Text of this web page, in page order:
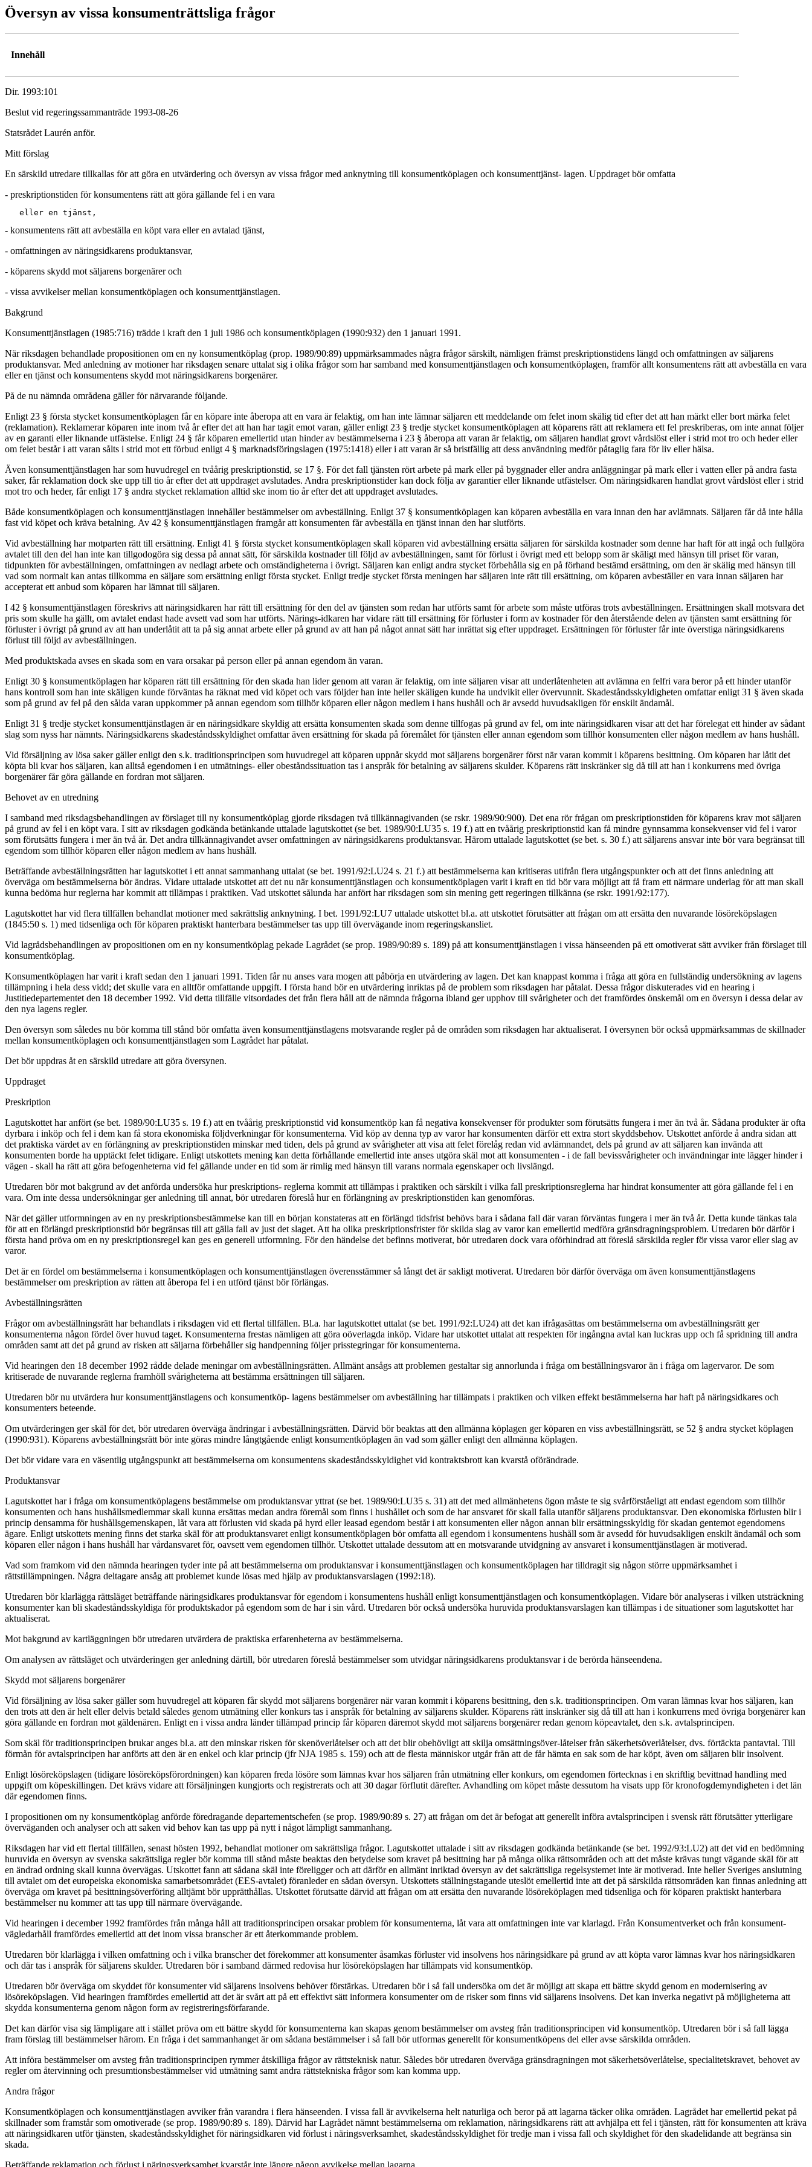
Översyn av vissa konsumenträttsliga frågor
Innehåll
Dir. 1993:101
Beslut vid regeringssammanträde 1993-08-26
Statsrådet Laurén anför.
Mitt förslag
En särskild utredare tillkallas för att göra en utvärdering och översyn av vissa frågor med anknytning till konsumentköplagen och konsumenttjänst- lagen. Uppdraget bör omfatta
- preskriptionstiden för konsumentens rätt att göra gällande fel i en vara
- konsumentens rätt att avbeställa en köpt vara eller en avtalad tjänst,
- omfattningen av näringsidkarens produktansvar,
- köparens skydd mot säljarens borgenärer och
- vissa avvikelser mellan konsumentköplagen och konsumenttjänstlagen.
Bakgrund
Konsumenttjänstlagen (1985:716) trädde i kraft den 1 juli 1986 och konsumentköplagen (1990:932) den 1 januari 1991.
När riksdagen behandlade propositionen om en ny konsumentköplag (prop. 1989/90:89) uppmärksammades några frågor särskilt, nämligen främst preskriptionstidens längd och omfattningen av säljarens
produktansvar. Med anledning av motioner har riksdagen senare uttalat sig i olika frågor som har samband med konsumenttjänstlagen och konsumentköplagen, framför allt konsumentens rätt att avbeställa en vara
eller en tjänst och konsumentens skydd mot näringsidkarens borgenärer.
På de nu nämnda områdena gäller för närvarande följande.
Enligt 23 § första stycket konsumentköplagen får en köpare inte åberopa att en vara är felaktig, om han inte lämnar säljaren ett meddelande om felet inom skälig tid efter det att han märkt eller bort märka felet
(reklamation). Reklamerar köparen inte inom två år efter det att han har tagit emot varan, gäller enligt 23 § tredje stycket konsumentköplagen att köparens rätt att reklamera ett fel preskriberas, om inte annat följer
av en garanti eller liknande utfästelse. Enligt 24 § får köparen emellertid utan hinder av bestämmelserna i 23 § åberopa att varan är felaktig, om säljaren handlat grovt vårdslöst eller i strid mot tro och heder eller
om felet består i att varan sålts i strid mot ett förbud enligt 4 § marknadsföringslagen (1975:1418) eller i att varan är så bristfällig att dess användning medför påtaglig fara för liv eller hälsa.
Även konsumenttjänstlagen har som huvudregel en tvåårig preskriptionstid, se 17 §. För det fall tjänsten rört arbete på mark eller på byggnader eller andra anläggningar på mark eller i vatten eller på andra fasta
saker, får reklamation dock ske upp till tio år efter det att uppdraget avslutades. Andra preskriptionstider kan dock följa av garantier eller liknande utfästelser. Om näringsidkaren handlat grovt vårdslöst eller i strid
mot tro och heder, får enligt 17 § andra stycket reklamation alltid ske inom tio år efter det att uppdraget avslutades.
Både konsumentköplagen och konsumenttjänstlagen innehåller bestämmelser om avbeställning. Enligt 37 § konsumentköplagen kan köparen avbeställa en vara innan den har avlämnats. Säljaren får då inte hålla
fast vid köpet och kräva betalning. Av 42 § konsumenttjänstlagen framgår att konsumenten får avbeställa en tjänst innan den har slutförts.
Vid avbeställning har motparten rätt till ersättning. Enligt 41 § första stycket konsumentköplagen skall köparen vid avbeställning ersätta säljaren för särskilda kostnader som denne har haft för att ingå och fullgöra
avtalet till den del han inte kan tillgodogöra sig dessa på annat sätt, för särskilda kostnader till följd av avbeställningen, samt för förlust i övrigt med ett belopp som är skäligt med hänsyn till priset för varan,
tidpunkten för avbeställningen, omfattningen av nedlagt arbete och omständigheterna i övrigt. Säljaren kan enligt andra stycket förbehålla sig en på förhand bestämd ersättning, om den är skälig med hänsyn till
vad som normalt kan antas tillkomma en säljare som ersättning enligt första stycket. Enligt tredje stycket första meningen har säljaren inte rätt till ersättning, om köparen avbeställer en vara innan säljaren har
accepterat ett anbud som köparen har lämnat till säljaren.
I 42 § konsumenttjänstlagen föreskrivs att näringsidkaren har rätt till ersättning för den del av tjänsten som redan har utförts samt för arbete som måste utföras trots avbeställningen. Ersättningen skall motsvara det
pris som skulle ha gällt, om avtalet endast hade avsett vad som har utförts. Närings-idkaren har vidare rätt till ersättning för förluster i form av kostnader för den återstående delen av tjänsten samt ersättning för
förluster i övrigt på grund av att han underlåtit att ta på sig annat arbete eller på grund av att han på något annat sätt har inrättat sig efter uppdraget. Ersättningen för förluster får inte överstiga näringsidkarens
förlust till följd av avbeställningen.
Med produktskada avses en skada som en vara orsakar på person eller på annan egendom än varan.
Enligt 30 § konsumentköplagen har köparen rätt till ersättning för den skada han lider genom att varan är felaktig, om inte säljaren visar att underlåtenheten att avlämna en felfri vara beror på ett hinder utanför
hans kontroll som han inte skäligen kunde förväntas ha räknat med vid köpet och vars följder han inte heller skäligen kunde ha undvikit eller övervunnit. Skadeståndsskyldigheten omfattar enligt 31 § även skada
som på grund av fel på den sålda varan uppkommer på annan egendom som tillhör köparen eller någon medlem i hans hushåll och är avsedd huvudsakligen för enskilt ändamål.
Enligt 31 § tredje stycket konsumenttjänstlagen är en näringsidkare skyldig att ersätta konsumenten skada som denne tillfogas på grund av fel, om inte näringsidkaren visar att det har förelegat ett hinder av sådant
slag som nyss har nämnts. Näringsidkarens skadeståndsskyldighet omfattar även ersättning för skada på föremålet för tjänsten eller annan egendom som tillhör konsumenten eller någon medlem av hans hushåll.
Vid försäljning av lösa saker gäller enligt den s.k. traditionsprincipen som huvudregel att köparen uppnår skydd mot säljarens borgenärer först när varan kommit i köparens besittning. Om köparen har låtit det
köpta bli kvar hos säljaren, kan alltså egendomen i en utmätnings- eller obeståndssituation tas i anspråk för betalning av säljarens skulder. Köparens rätt inskränker sig då till att han i konkurrens med övriga
borgenärer får göra gällande en fordran mot säljaren.
Behovet av en utredning
I samband med riksdagsbehandlingen av förslaget till ny konsumentköplag gjorde riksdagen två tillkännagivanden (se rskr. 1989/90:900). Det ena rör frågan om preskriptionstiden för köparens krav mot säljaren
på grund av fel i en köpt vara. I sitt av riksdagen godkända betänkande uttalade lagutskottet (se bet. 1989/90:LU35 s. 19 f.) att en tvåårig preskriptionstid kan få mindre gynnsamma konsekvenser vid fel i varor
som förutsätts fungera i mer än två år. Det andra tillkännagivandet avser omfattningen av näringsidkarens produktansvar. Härom uttalade lagutskottet (se bet. s. 30 f.) att säljarens ansvar inte bör vara begränsat till
egendom som tillhör köparen eller någon medlem av hans hushåll.
Beträffande avbeställningsrätten har lagutskottet i ett annat sammanhang uttalat (se bet. 1991/92:LU24 s. 21 f.) att bestämmelserna kan kritiseras utifrån flera utgångspunkter och att det finns anledning att
överväga om bestämmelserna bör ändras. Vidare uttalade utskottet att det nu när konsumenttjänstlagen och konsumentköplagen varit i kraft en tid bör vara möjligt att få fram ett närmare underlag för att man skall
kunna bedöma hur reglerna har kommit att tillämpas i praktiken. Vad utskottet sålunda har anfört har riksdagen som sin mening gett regeringen tillkänna (se rskr. 1991/92:177).
Lagutskottet har vid flera tillfällen behandlat motioner med sakrättslig anknytning. I bet. 1991/92:LU7 uttalade utskottet bl.a. att utskottet förutsätter att frågan om att ersätta den nuvarande lösöreköpslagen
(1845:50 s. 1) med tidsenliga och för köparen praktiskt hanterbara bestämmelser tas upp till övervägande inom regeringskansliet.
Vid lagrådsbehandlingen av propositionen om en ny konsumentköplag pekade Lagrådet (se prop. 1989/90:89 s. 189) på att konsumenttjänstlagen i vissa hänseenden på ett omotiverat sätt avviker från förslaget till
konsumentköplag.
Konsumentköplagen har varit i kraft sedan den 1 januari 1991. Tiden får nu anses vara mogen att påbörja en utvärdering av lagen. Det kan knappast komma i fråga att göra en fullständig undersökning av lagens
tillämpning i hela dess vidd; det skulle vara en alltför omfattande uppgift. I första hand bör en utvärdering inriktas på de problem som riksdagen har påtalat. Dessa frågor diskuterades vid en hearing i
Justitiedepartementet den 18 december 1992. Vid detta tillfälle vitsordades det från flera håll att de nämnda frågorna ibland ger upphov till svårigheter och det framfördes önskemål om en översyn i dessa delar av
den nya lagens regler.
Den översyn som således nu bör komma till stånd bör omfatta även konsumenttjänstlagens motsvarande regler på de områden som riksdagen har aktualiserat. I översynen bör också uppmärksammas de skillnader
mellan konsumentköplagen och konsumenttjänstlagen som Lagrådet har påtalat.
Det bör uppdras åt en särskild utredare att göra översynen.
Uppdraget
Preskription
Lagutskottet har anfört (se bet. 1989/90:LU35 s. 19 f.) att en tvåårig preskriptionstid vid konsumentköp kan få negativa konsekvenser för produkter som förutsätts fungera i mer än två år. Sådana produkter är ofta
dyrbara i inköp och fel i dem kan få stora ekonomiska följdverkningar för konsumenterna. Vid köp av denna typ av varor har konsumenten därför ett extra stort skyddsbehov. Utskottet anförde å andra sidan att
det praktiska värdet av en förlängning av preskriptionstiden minskar med tiden, dels på grund av svårigheter att visa att felet förelåg redan vid avlämnandet, dels på grund av att säljaren kan invända att
konsumenten borde ha upptäckt felet tidigare. Enligt utskottets mening kan detta förhållande emellertid inte anses utgöra skäl mot att konsumenten - i de fall bevissvårigheter och invändningar inte lägger hinder i
vägen - skall ha rätt att göra befogenheterna vid fel gällande under en tid som är rimlig med hänsyn till varans normala egenskaper och livslängd.
Utredaren bör mot bakgrund av det anförda undersöka hur preskriptions- reglerna kommit att tillämpas i praktiken och särskilt i vilka fall preskriptionsreglerna har hindrat konsumenter att göra gällande fel i en
vara. Om inte dessa undersökningar ger anledning till annat, bör utredaren föreslå hur en förlängning av preskriptionstiden kan genomföras.
När det gäller utformningen av en ny preskriptionsbestämmelse kan till en början konstateras att en förlängd tidsfrist behövs bara i sådana fall där varan förväntas fungera i mer än två år. Detta kunde tänkas tala
för att en förlängd preskriptionstid bör begränsas till att gälla fall av just det slaget. Att ha olika preskriptionsfrister för skilda slag av varor kan emellertid medföra gränsdragningsproblem. Utredaren bör därför i
första hand pröva om en ny preskriptionsregel kan ges en generell utformning. För den händelse det befinns motiverat, bör utredaren dock vara oförhindrad att föreslå särskilda regler för vissa varor eller slag av
varor.
Det är en fördel om bestämmelserna i konsumentköplagen och konsumenttjänstlagen överensstämmer så långt det är sakligt motiverat. Utredaren bör därför överväga om även konsumenttjänstlagens
bestämmelser om preskription av rätten att åberopa fel i en utförd tjänst bör förlängas.
Avbeställningsrätten
Frågor om avbeställningsrätt har behandlats i riksdagen vid ett flertal tillfällen. Bl.a. har lagutskottet uttalat (se bet. 1991/92:LU24) att det kan ifrågasättas om bestämmelserna om avbeställningsrätt ger
konsumenterna någon fördel över huvud taget. Konsumenterna frestas nämligen att göra oöverlagda inköp. Vidare har utskottet uttalat att respekten för ingångna avtal kan luckras upp och få spridning till andra
områden samt att det på grund av risken att säljarna förbehåller sig handpenning följer prisstegringar för konsumenterna.
Vid hearingen den 18 december 1992 rådde delade meningar om avbeställningsrätten. Allmänt ansågs att problemen gestaltar sig annorlunda i fråga om beställningsvaror än i fråga om lagervaror. De som
kritiserade de nuvarande reglerna framhöll svårigheterna att bestämma ersättningen till säljaren.
Utredaren bör nu utvärdera hur konsumenttjänstlagens och konsumentköp- lagens bestämmelser om avbeställning har tillämpats i praktiken och vilken effekt bestämmelserna har haft på näringsidkares och
konsumenters beteende.
Om utvärderingen ger skäl för det, bör utredaren överväga ändringar i avbeställningsrätten. Därvid bör beaktas att den allmänna köplagen ger köparen en viss avbeställningsrätt, se 52 § andra stycket köplagen
(1990:931). Köparens avbeställningsrätt bör inte göras mindre långtgående enligt konsumentköplagen än vad som gäller enligt den allmänna köplagen.
Det bör vidare vara en väsentlig utgångspunkt att bestämmelserna om konsumentens skadeståndsskyldighet vid kontraktsbrott kan kvarstå oförändrade.
Produktansvar
Lagutskottet har i fråga om konsumentköplagens bestämmelse om produktansvar yttrat (se bet. 1989/90:LU35 s. 31) att det med allmänhetens ögon måste te sig svårförståeligt att endast egendom som tillhör
konsumenten och hans hushållsmedlemmar skall kunna ersättas medan andra föremål som finns i hushållet och som de har ansvaret för skall falla utanför säljarens produktansvar. Den ekonomiska förlusten blir i
princip densamma för hushållsgemenskapen, låt vara att förlusten vid skada på hyrd eller leasad egendom består i att konsumenten eller någon annan blir ersättningsskyldig för skadan gentemot egendomens
ägare. Enligt utskottets mening finns det starka skäl för att produktansvaret enligt konsumentköplagen bör omfatta all egendom i konsumentens hushåll som är avsedd för huvudsakligen enskilt ändamål och som
köparen eller någon i hans hushåll har vårdansvaret för, oavsett vem egendomen tillhör. Utskottet uttalade dessutom att en motsvarande utvidgning av ansvaret i konsumenttjänstlagen är motiverad.
Vad som framkom vid den nämnda hearingen tyder inte på att bestämmelserna om produktansvar i konsumenttjänstlagen och konsumentköplagen har tilldragit sig någon större uppmärksamhet i
rättstillämpningen. Några deltagare ansåg att problemet kunde lösas med hjälp av produktansvarslagen (1992:18).
Utredaren bör klarlägga rättsläget beträffande näringsidkares produktansvar för egendom i konsumentens hushåll enligt konsumenttjänstlagen och konsumentköplagen. Vidare bör analyseras i vilken utsträckning
konsumenter kan bli skadeståndsskyldiga för produktskador på egendom som de har i sin vård. Utredaren bör också undersöka huruvida produktansvarslagen kan tillämpas i de situationer som lagutskottet har
aktualiserat.
Mot bakgrund av kartläggningen bör utredaren utvärdera de praktiska erfarenheterna av bestämmelserna.
Om analysen av rättsläget och utvärderingen ger anledning därtill, bör utredaren föreslå bestämmelser som utvidgar näringsidkarens produktansvar i de berörda hänseendena.
Skydd mot säljarens borgenärer
Vid försäljning av lösa saker gäller som huvudregel att köparen får skydd mot säljarens borgenärer när varan kommit i köparens besittning, den s.k. traditionsprincipen. Om varan lämnas kvar hos säljaren, kan
den trots att den är helt eller delvis betald således genom utmätning eller konkurs tas i anspråk för betalning av säljarens skulder. Köparens rätt inskränker sig då till att han i konkurrens med övriga borgenärer kan
göra gällande en fordran mot gäldenären. Enligt en i vissa andra länder tillämpad princip får köparen däremot skydd mot säljarens borgenärer redan genom köpeavtalet, den s.k. avtalsprincipen.
Som skäl för traditionsprincipen brukar anges bl.a. att den minskar risken för skenöverlåtelser och att det blir obehövligt att skilja omsättningsöver-låtelser från säkerhetsöverlåtelser, dvs. förtäckta pantavtal. Till
förmån för avtalsprincipen har anförts att den är en enkel och klar princip (jfr NJA 1985 s. 159) och att de flesta människor utgår från att de får hämta en sak som de har köpt, även om säljaren blir insolvent.
Enligt lösöreköpslagen (tidigare lösöreköpsförordningen) kan köparen freda lösöre som lämnas kvar hos säljaren från utmätning eller konkurs, om egendomen förtecknas i en skriftlig bevittnad handling med
uppgift om köpeskillingen. Det krävs vidare att försäljningen kungjorts och registrerats och att 30 dagar förflutit därefter. Avhandling om köpet måste dessutom ha visats upp för kronofogdemyndigheten i det län
där egendomen finns.
I propositionen om ny konsumentköplag anförde föredragande departementschefen (se prop. 1989/90:89 s. 27) att frågan om det är befogat att generellt införa avtalsprincipen i svensk rätt förutsätter ytterligare
överväganden och analyser och att saken vid behov kan tas upp på nytt i något lämpligt sammanhang.
Riksdagen har vid ett flertal tillfällen, senast hösten 1992, behandlat motioner om sakrättsliga frågor. Lagutskottet uttalade i sitt av riksdagen godkända betänkande (se bet. 1992/93:LU2) att det vid en bedömning
huruvida en översyn av svenska sakrättsliga regler bör komma till stånd måste beaktas den betydelse som kravet på besittning har på många olika rättsområden och att det måste krävas tungt vägande skäl för att
en ändrad ordning skall kunna övervägas. Utskottet fann att sådana skäl inte föreligger och att därför en allmänt inriktad översyn av det sakrättsliga regelsystemet inte är motiverad. Inte heller Sveriges anslutning
till avtalet om det europeiska ekonomiska samarbetsområdet (EES-avtalet) föranleder en sådan översyn. Utskottets ställningstagande uteslöt emellertid inte att det på särskilda rättsområden kan finnas anledning att
överväga om kravet på besittningsöverföring alltjämt bör upprätthållas. Utskottet förutsatte därvid att frågan om att ersätta den nuvarande lösöreköplagen med tidsenliga och för köparen praktiskt hanterbara
bestämmelser nu kommer att tas upp till närmare övervägande.
Vid hearingen i december 1992 framfördes från många håll att traditionsprincipen orsakar problem för konsumenterna, låt vara att omfattningen inte var klarlagd. Från Konsumentverket och från konsument-
vägledarhåll framfördes emellertid att det inom vissa branscher är ett återkommande problem.
Utredaren bör klarlägga i vilken omfattning och i vilka branscher det förekommer att konsumenter åsamkas förluster vid insolvens hos näringsidkare på grund av att köpta varor lämnas kvar hos näringsidkaren
och där tas i anspråk för säljarens skulder. Utredaren bör i samband därmed redovisa hur lösöreköpslagen har tillämpats vid konsumentköp.
Utredaren bör överväga om skyddet för konsumenter vid säljarens insolvens behöver förstärkas. Utredaren bör i så fall undersöka om det är möjligt att skapa ett bättre skydd genom en modernisering av
lösöreköpslagen. Vid hearingen framfördes emellertid att det är svårt att på ett effektivt sätt informera konsumenter om de risker som finns vid säljarens insolvens. Det kan inverka negativt på möjligheterna att
skydda konsumenterna genom någon form av registreringsförfarande.
Det kan därför visa sig lämpligare att i stället pröva om ett bättre skydd för konsumenterna kan skapas genom bestämmelser om avsteg från traditionsprincipen vid konsumentköp. Utredaren bör i så fall lägga
fram förslag till bestämmelser härom. En fråga i det sammanhanget är om sådana bestämmelser i så fall bör utformas generellt för konsumentköpens del eller avse särskilda områden.
Att införa bestämmelser om avsteg från traditionsprincipen rymmer åtskilliga frågor av rättsteknisk natur. Således bör utredaren överväga gränsdragningen mot säkerhetsöverlåtelse, specialitetskravet, behovet av
regler om återvinning och presumtionsbestämmelser vid utmätning samt andra rättstekniska frågor som kan komma upp.
Andra frågor
Konsumentköplagen och konsumenttjänstlagen avviker från varandra i flera hänseenden. I vissa fall är avvikelserna helt naturliga och beror på att lagarna täcker olika områden. Lagrådet har emellertid pekat på
skillnader som framstår som omotiverade (se prop. 1989/90:89 s. 189). Därvid har Lagrådet nämnt bestämmelserna om reklamation, näringsidkarens rätt att avhjälpa ett fel i tjänsten, rätt för konsumenten att kräva
att näringsidkaren utför tjänsten, skadeståndsskyldighet för näringsidkaren vid förlust i näringsverksamhet, skadeståndsskyldighet för tredje man i vissa fall och skyldighet för den skadelidande att begränsa sin
skada.
Beträffande reklamation och förlust i näringsverksamhet kvarstår inte längre någon avvikelse mellan lagarna.